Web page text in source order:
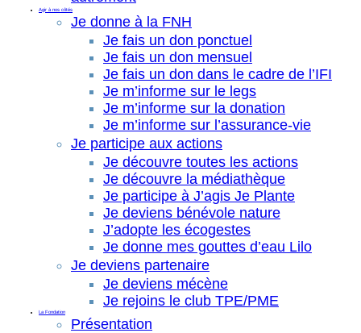
Agir à nos côtés
Je donne à la FNH
Je fais un don ponctuel
Je fais un don mensuel
Je fais un don dans le cadre de l’IFI
Je m’informe sur le legs
Je m’informe sur la donation
Je m’informe sur l’assurance-vie
Je participe aux actions
Je découvre toutes les actions
Je découvre la médiathèque
Je participe à J’agis Je Plante
Je deviens bénévole nature
J’adopte les écogestes
Je donne mes gouttes d’eau Lilo
Je deviens partenaire
Je deviens mécène
Je rejoins le club TPE/PME
La Fondation
Présentation